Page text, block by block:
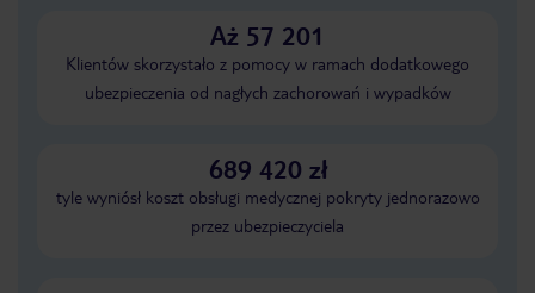
Aż 57 201
Klientów skorzystało z pomocy w ramach dodatkowego
ubezpieczenia od nagłych zachorowań i wypadków
689 420 zł
tyle wyniósł koszt obsługi medycznej pokryty jednorazowo
przez ubezpieczyciela